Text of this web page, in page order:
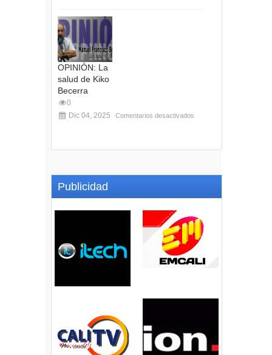
OPINIÓN: La
salud de Kiko
Becerra
0
Dic 04, 2025
Comentarios desactivados
Publicidad